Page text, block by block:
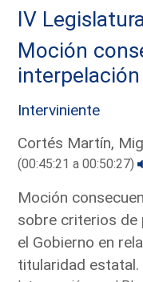
IV
Moción
Interviniente
Cortés Martín,
(00:45:21 a 00:50:27)
Moción
sobre criterios de
el Gobierno en
titularidad estatal.